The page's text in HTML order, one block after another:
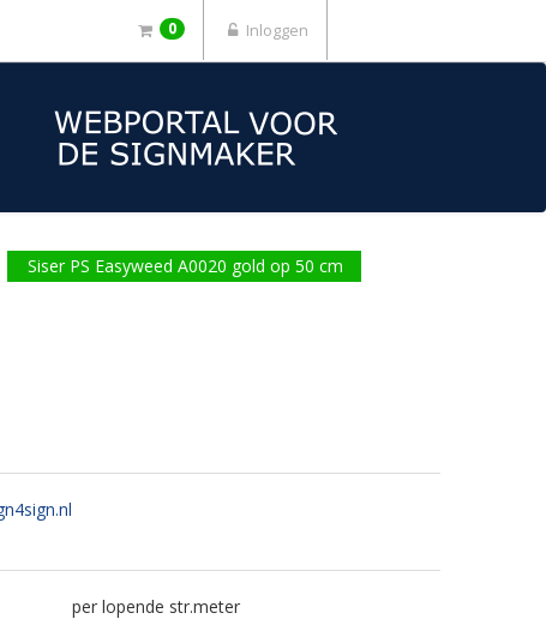
0 Inloggen
Siser PS Easyweed A0020 gold op 50 cm
per lopende str.meter